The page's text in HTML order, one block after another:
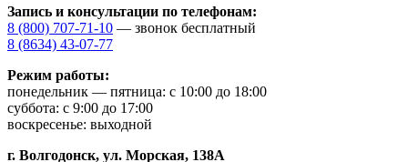
Запись и консультации по телефонам:
8 (800) 707-71-10 — звонок бесплатный
8 (8634) 43-07-77
Режим работы:
понедельник — пятница: с 10:00 до 18:00
суббота: с 9:00 до 17:00
воскресенье: выходной
г. Волгодонск, ул. Морская, 138А